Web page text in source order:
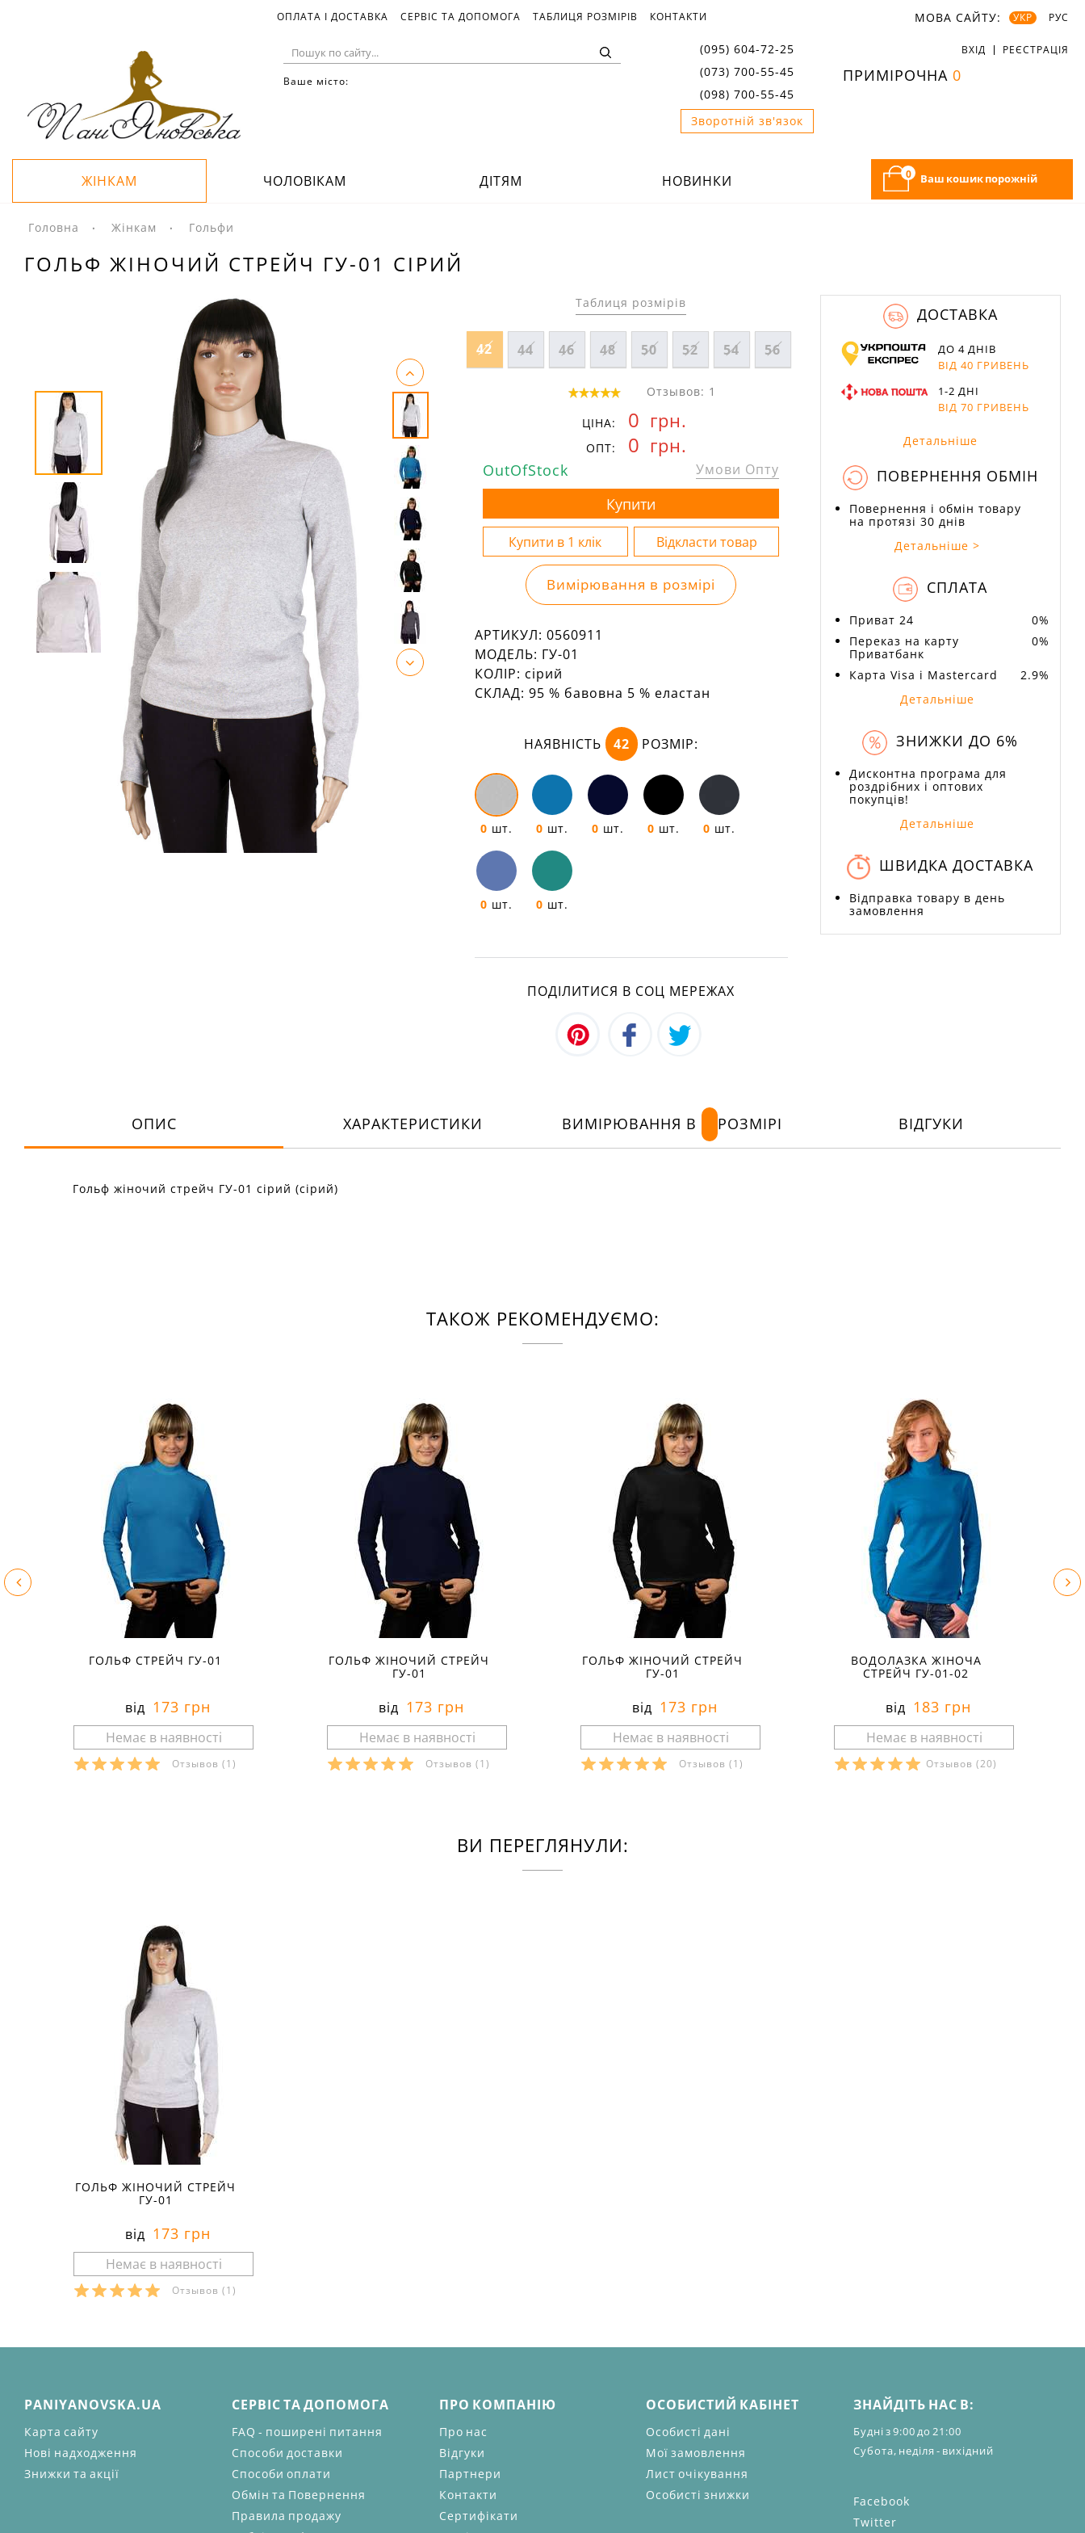
ОПЛАТА І ДОСТАВКА СЕРВІС ТА ДОПОМОГА ТАБЛИЦЯ РОЗМІРІВ КОНТАКТИ МОВА САЙТУ: УКР РУС
Ваше місто:
(095) 604-72-25
(073) 700-55-45
(098) 700-55-45
Зворотній зв'язок
ВХІД РЕЄСТРАЦІЯ
ПРИМІРОЧНА 0
0 Ваш кошик порожній
ЖІНКАМ ЧОЛОВІКАМ ДІТЯМ НОВИНКИ
Головна Жінкам Гольфи
ГОЛЬФ ЖІНОЧИЙ СТРЕЙЧ ГУ-01 СІРИЙ
Таблиця розмірів
42 44 46 48 50 52 54 56
Отзывов: 1
ЦІНА: 0 грн.
ОПТ: 0 грн.
OutOfStock Умови Опту
Вимірювання в розмірі
АРТИКУЛ: 0560911
МОДЕЛЬ: ГУ-01
КОЛІР: сірий
СКЛАД: 95 % бавовна 5 % еластан
НАЯВНІСТЬ 42 РОЗМІР:
0 шт. 0 шт. 0 шт. 0 шт. 0 шт.
0 шт. 0 шт.
ПОДІЛИТИСЯ В СОЦ МЕРЕЖАХ
ДОСТАВКА
ДО 4 ДНІВ
ВІД 40 ГРИВЕНЬ
1-2 ДНІ
ВІД 70 ГРИВЕНЬ
Детальніше
ПОВЕРНЕННЯ ОБМІН
Повернення і обмін товару
на протязі 30 днів
Детальніше >
СПЛАТА
Приват 24
0%
Переказ на карту
Приватбанк
0%
Карта Visa і Mastercard
2.9%
Детальніше
ЗНИЖКИ ДО 6%
Дисконтна програма для
роздрібних і оптових
покупців!
Детальніше
ШВИДКА ДОСТАВКА
Відправка товару в день
замовлення
ОПИС ХАРАКТЕРИСТИКИ ВИМІРЮВАННЯ В РОЗМІРІ ВІДГУКИ
Гольф жіночий стрейч ГУ-01 сірий (сірий)
ТАКОЖ РЕКОМЕНДУЄМО:
ГОЛЬФ СТРЕЙЧ ГУ-01
від 173 грн
Отзывов (1)
ГОЛЬФ ЖІНОЧИЙ СТРЕЙЧ
ГУ-01
від 173 грн
Отзывов (1)
ГОЛЬФ ЖІНОЧИЙ СТРЕЙЧ
ГУ-01
від 173 грн
Отзывов (1)
ВОДОЛАЗКА ЖІНОЧА
СТРЕЙЧ ГУ-01-02
від 183 грн
Отзывов (20)
ВИ ПЕРЕГЛЯНУЛИ:
ГОЛЬФ ЖІНОЧИЙ СТРЕЙЧ
ГУ-01
від 173 грн
Отзывов (1)
PANIYANOVSKA.UA
Карта сайту
Нові надходження
Знижки та акції
СЕРВІС ТА ДОПОМОГА
FAQ - поширені питання
Способи доставки
Способи оплати
Обмін та Повернення
Правила продажу
ПРО КОМПАНІЮ
Про нас
Відгуки
Партнери
Контакти
Сертифікати
ОСОБИСТИЙ КАБІНЕТ
Особисті дані
Мої замовлення
Лист очікування
Особисті знижки
ЗНАЙДІТЬ НАС В:
Будні з 9:00 до 21:00
Субота, неділя - вихідний
Facebook
Twitter